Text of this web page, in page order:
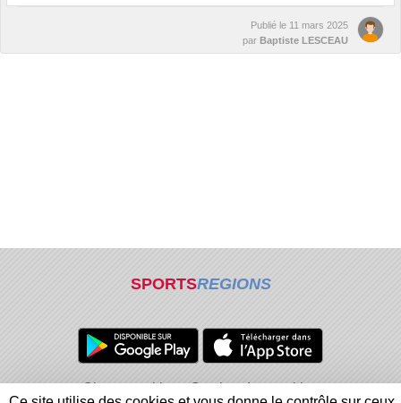
Publié le 11 mars 2025
par Baptiste LESCEAU
SPORTSREGIONS
Charte cookies
Gestion des cookies